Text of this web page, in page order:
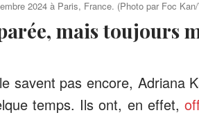
2024 à Paris, France. (Photo par Foc
mais toujours
savent pas encore, Adriana
temps. Ils ont, en effet,